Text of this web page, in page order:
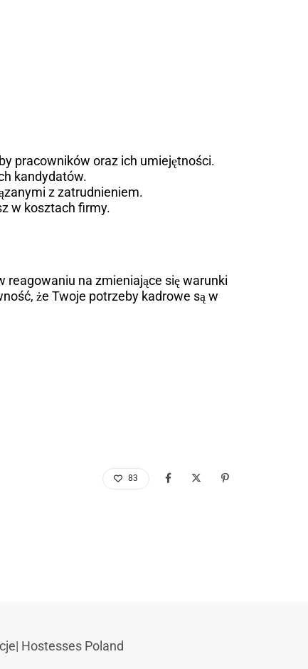
pracowników oraz ich umiejętności.
kandydatów.
z zatrudnieniem.
w kosztach firmy.
reagowaniu na zmieniające się warunki
że Twoje potrzeby kadrowe są w
83
| Hostesses Poland